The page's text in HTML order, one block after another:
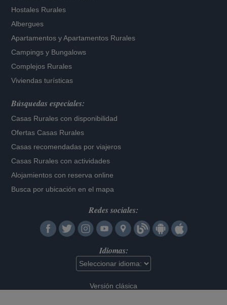
Hostales Rurales
Albergues
Apartamentos yApartamentos Rurales
Campings y Bungalows
Complejos Rurales
Viviendas turísticas
Búsquedas especiales:
Casas Rurales con disponibilidad
Ofertas Casas Rurales
Casas recomendadas por viajeros
Casas Rurales con actividades
Alojamientos con reserva online
Busca por ubicación en el mapa
Redes sociales:
Idiomas:
Versión clásica